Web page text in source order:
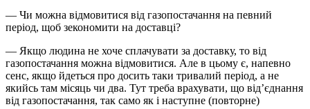
— Чи можна відмовитися від газопостачання на певний
період, щоб зекономити на доставці?
— Якщо людина не хоче сплачувати за доставку, то від
газопостачання можна відмовитися. Але в цьому є, напевно
сенс, якщо йдеться про досить таки тривалий період, а не
якийсь там місяць чи два. Тут треба врахувати, що від’єднання
від газопостачання, так само як і наступне (повторне)